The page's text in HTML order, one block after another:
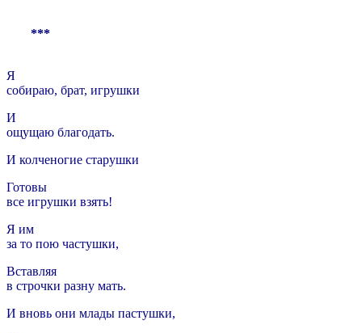
***
Я
собираю, брат, игрушки
И
ощущаю благодать.
И колченогие старушки
Готовы
все игрушки взять!
Я им
за то пою частушки,
Вставляя
в строчки разну мать.
И вновь они млады пастушки,